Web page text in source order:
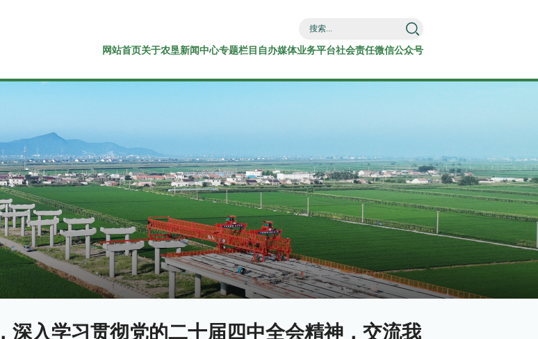
网站首页关于农垦新闻中心专题栏目 自办媒体业务平台社会责任微信公众号
深入学习贯彻党的二十届四中全会精神，交流我